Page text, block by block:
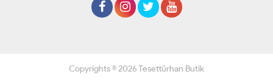
Copyrights © 2026 Tesettürhan Butik